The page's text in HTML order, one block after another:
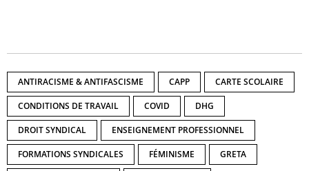
ANTIRACISME & ANTIFASCISME CAPP CARTE SCOLAIRE
CONDITIONS DE TRAVAIL COVID DHG
DROIT SYNDICAL ENSEIGNEMENT PROFESSIONNEL
FORMATIONS SYNDICALES FÉMINISME GRETA